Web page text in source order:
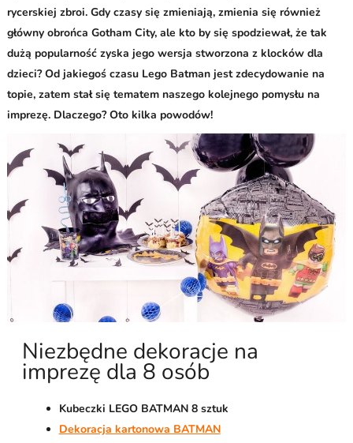
rycerskiej zbroi. Gdy czasy się zmieniają, zmienia się również
główny obrońca Gotham City, ale kto by się spodziewał, że tak
dużą popularność zyska jego wersja stworzona z klocków dla
dzieci? Od jakiegoś czasu Lego Batman jest zdecydowanie na
topie, zatem stał się tematem naszego kolejnego pomysłu na
imprezę. Dlaczego? Oto kilka powodów!
Niezbędne dekoracje na
imprezę dla 8 osób
Kubeczki LEGO BATMAN 8 sztuk
Dekoracja kartonowa BATMAN